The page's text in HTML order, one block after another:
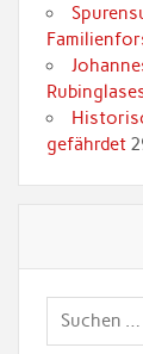
gefährdet